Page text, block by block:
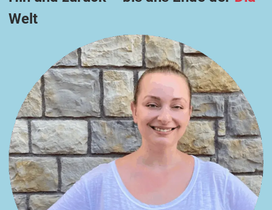
Welt